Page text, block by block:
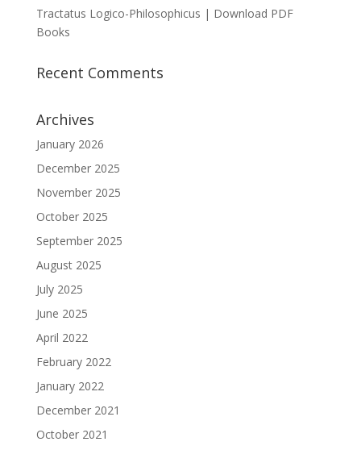
Tractatus Logico-Philosophicus | Download PDF
Books
Recent Comments
Archives
January 2026
December 2025
November 2025
October 2025
September 2025
August 2025
July 2025
June 2025
April 2022
February 2022
January 2022
December 2021
October 2021